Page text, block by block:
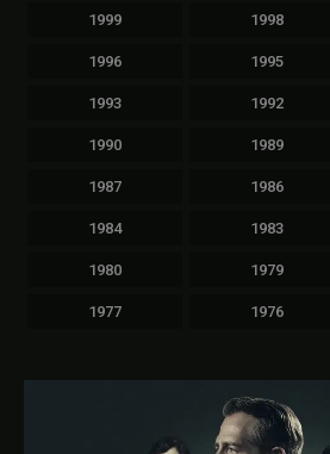
1999 1998
1996 1995
1993 1992
1990 1989
1987 1986
1984 1983
1980 1979
1977 1976